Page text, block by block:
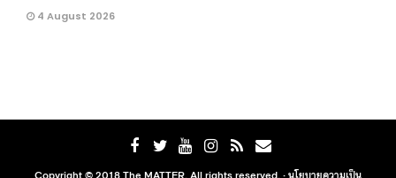
4 August 2026
Copyright © 2018 The MATTER. All rights reserved. ·นโยบายความเป็น